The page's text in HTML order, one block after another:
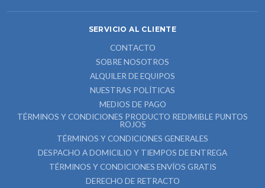
SERVICIO AL CLIENTE
CONTACTO
SOBRE NOSOTROS
ALQUILER DE EQUIPOS
NUESTRAS POLÍTICAS
MEDIOS DE PAGO
TÉRMINOS Y CONDICIONES PRODUCTO REDIMIBLE PUNTOS
ROJOS
TÉRMINOS Y CONDICIONES GENERALES
DESPACHO A DOMICILIO Y TIEMPOS DE ENTREGA
TÉRMINOS Y CONDICIONES ENVÍOS GRATIS
DERECHO DE RETRACTO